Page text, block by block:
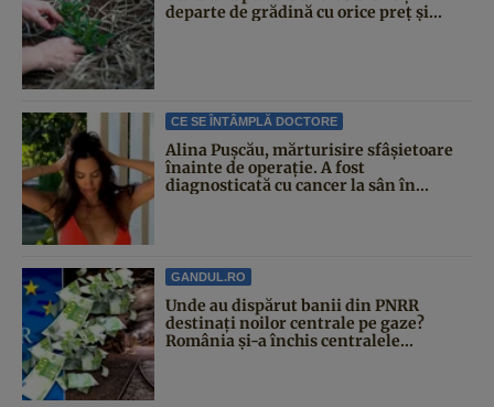
departe de grădină cu orice preț și...
CE SE ÎNTÂMPLĂ DOCTORE
Alina Pușcău, mărturisire sfâșietoare
înainte de operație. A fost
diagnosticată cu cancer la sân în...
GANDUL.RO
Unde au dispărut banii din PNRR
destinați noilor centrale pe gaze?
România și-a închis centralele...